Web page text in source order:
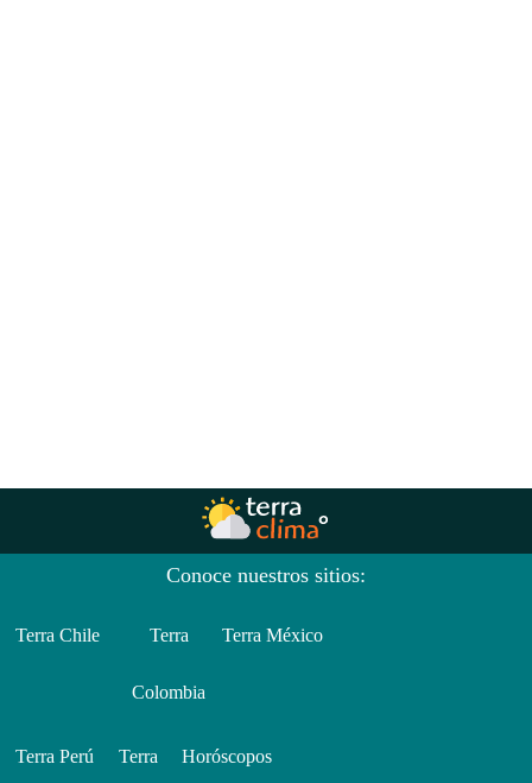
Conoce nuestros sitios:
Terra Chile Terra
Colombia
Terra México
Terra Perú Terra Horóscopos